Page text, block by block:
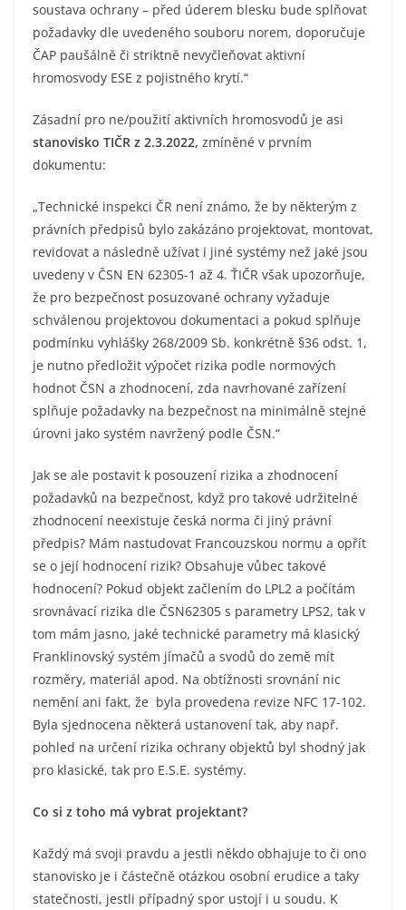
soustava ochrany – před úderem blesku bude splňovat
požadavky dle uvedeného souboru norem, doporučuje
ČAP paušálně či striktně nevyčleňovat aktivní
hromosvody ESE z pojistného krytí.“
Zásadní pro ne/použití aktivních hromosvodů je asi
stanovisko TIČR z 2.3.2022, zmíněné v prvním
dokumentu:
„Technické inspekci ČR není známo, že by některým z
právních předpisů bylo zakázáno projektovat, montovat,
revidovat a následně užívat i jiné systémy než jaké jsou
uvedeny v ČSN EN 62305-1 až 4. ŤIČR však upozorňuje,
že pro bezpečnost posuzované ochrany vyžaduje
schválenou projektovou dokumentaci a pokud splňuje
podmínku vyhlášky 268/2009 Sb. konkrétně §36 odst. 1,
je nutno předložit výpočet rizika podle normových
hodnot ČSN a zhodnocení, zda navrhované zařízení
splňuje požadavky na bezpečnost na minimálně stejné
úrovni jako systém navržený podle ČSN.“
Jak se ale postavit k posouzení rizika a zhodnocení
požadavků na bezpečnost, když pro takové udržitelné
zhodnocení neexistuje česká norma či jiný právní
předpis? Mám nastudovat Francouzskou normu a opřít
se o její hodnocení rizik? Obsahuje vůbec takové
hodnocení? Pokud objekt začlením do LPL2 a počítám
srovnávací rizika dle ČSN62305 s parametry LPS2, tak v
tom mám jasno, jaké technické parametry má klasický
Franklinovský systém jímačů a svodů do země mít
rozměry, materiál apod. Na obtížnosti srovnání nic
nemění ani fakt, že byla provedena revize NFC 17-102.
Byla sjednocena některá ustanovení tak, aby např.
pohled na určení rizika ochrany objektů byl shodný jak
pro klasické, tak pro E.S.E. systémy.
Co si z toho má vybrat projektant?
Každý má svoji pravdu a jestli někdo obhajuje to či ono
stanovisko je i částečně otázkou osobní erudice a taky
statečnosti, jestli případný spor ustojí i u soudu. K